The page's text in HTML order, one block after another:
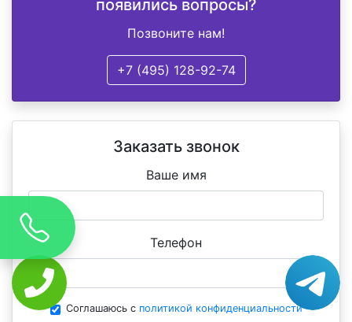
появились вопросы?
Позвоните нам!
+7 (495) 128-92-74
Заказать звонок
Ваше имя
Телефон
Соглашаюсь с политикой конфиденциальности